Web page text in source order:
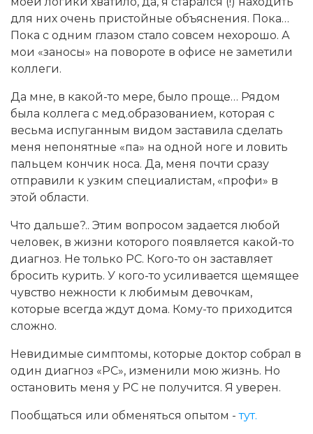
для них очень пристойные объяснения. Пока…
Пока с одним глазом стало совсем нехорошо. А
мои «заносы» на повороте в офисе не заметили
коллеги.
Да мне, в какой-то мере, было проще… Рядом
была коллега с мед.образованием, которая с
весьма испуганным видом заставила сделать
меня непонятные «па» на одной ноге и ловить
пальцем кончик носа. Да, меня почти сразу
отправили к узким специалистам, «профи» в
этой области.
Что дальше?.. Этим вопросом задается любой
человек, в жизни которого появляется какой-то
диагноз. Не только РС. Кого-то он заставляет
бросить курить. У кого-то усиливается щемящее
чувство нежности к любимым девочкам,
которые всегда ждут дома. Кому-то приходится
сложно.
Невидимые симптомы, которые доктор собрал в
один диагноз «РС», изменили мою жизнь. Но
остановить меня у РС не получится. Я уверен.
Пообщаться или обменяться опытом -тут.